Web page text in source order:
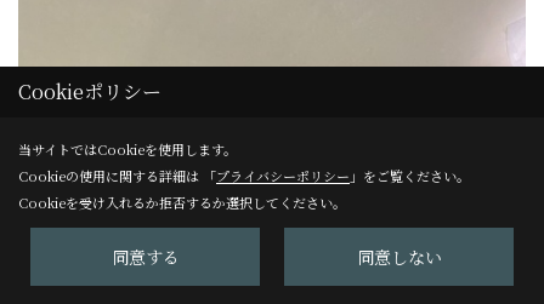
Cookieポリシー
当サイトではCookieを使用します。
Cookieの使用に関する詳細は 「プライバシーポリシー 」をご覧ください。
Cookieを受け入れるか拒否するか選択してください。
同意する 同意しない